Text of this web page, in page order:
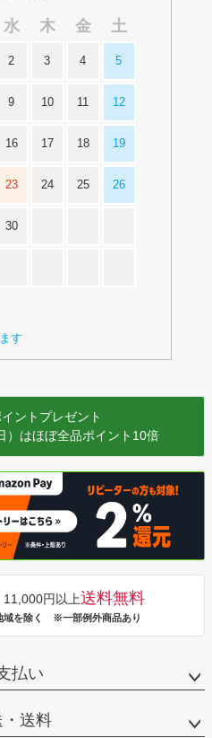
水 木 金 土
2 3 4 5
9 10 11 12
16 17 18 19
23 24 25 26
30
す
ントプレゼント
）はほぼ全品ポイント10倍
11,000円以上送料無料
域を除く ※一部例外商品あり
払い
・送料